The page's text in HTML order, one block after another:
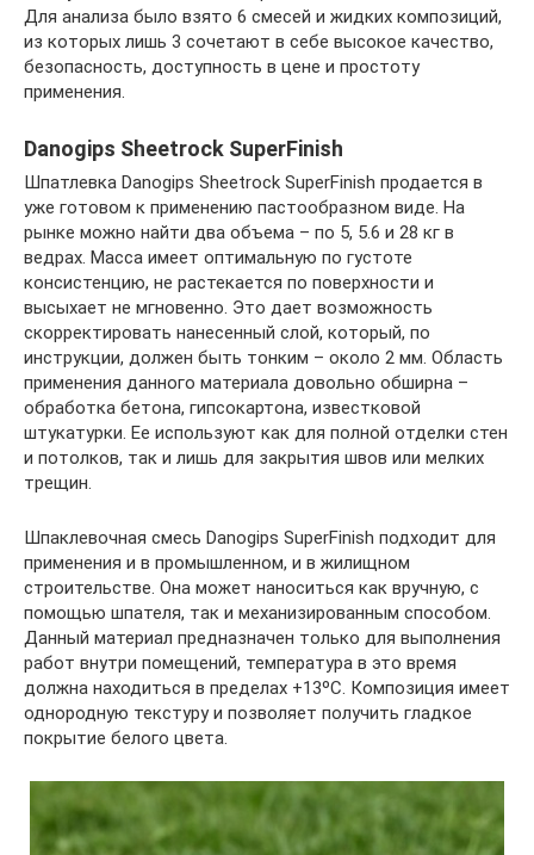
Для анализа было взято 6 смесей и жидких композиций,
из которых лишь 3 сочетают в себе высокое качество,
безопасность, доступность в цене и простоту
применения.
Danogips Sheetrock SuperFinish
Шпатлевка Danogips Sheetrock SuperFinish продается в
уже готовом к применению пастообразном виде. На
рынке можно найти два объема – по 5, 5.6 и 28 кг в
ведрах. Масса имеет оптимальную по густоте
консистенцию, не растекается по поверхности и
высыхает не мгновенно. Это дает возможность
скорректировать нанесенный слой, который, по
инструкции, должен быть тонким – около 2 мм. Область
применения данного материала довольно обширна –
обработка бетона, гипсокартона, известковой
штукатурки. Ее используют как для полной отделки стен
и потолков, так и лишь для закрытия швов или мелких
трещин.
Шпаклевочная смесь Danogips SuperFinish подходит для
применения и в промышленном, и в жилищном
строительстве. Она может наноситься как вручную, с
помощью шпателя, так и механизированным способом.
Данный материал предназначен только для выполнения
работ внутри помещений, температура в это время
должна находиться в пределах +13ºC. Композиция имеет
однородную текстуру и позволяет получить гладкое
покрытие белого цвета.